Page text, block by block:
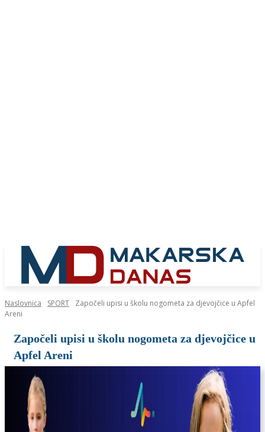
Naslovnica SPORT
Započeli upisi u školu nogometa za djevojčice u Apfel
Areni
Započeli upisi u školu nogometa za djevojčice u
Apfel Areni